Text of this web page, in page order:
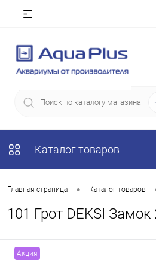
Каталог товаров
Главная страница • Каталог товаров
101 Грот DEKSI
Акция